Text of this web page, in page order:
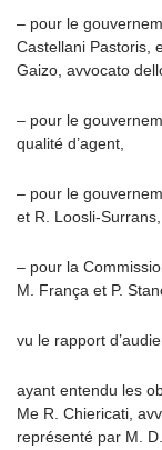
– pour le
Castellani Pastoris,
Gaizo, avvocato
– pour le
qualité d’agent,
– pour le
et R. Loosli-
– pour la
M. França et P.
vu le rapport
ayant entendu les
Me R. Chiericati,
représenté par M.